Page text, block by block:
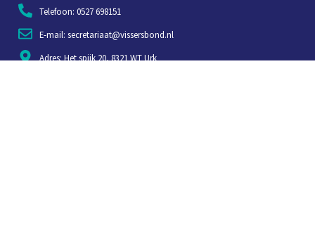
Telefoon: 0527 698151
E-mail: secretariaat@vissersbond.nl
Adres: Het spijk 20, 8321 WT Urk